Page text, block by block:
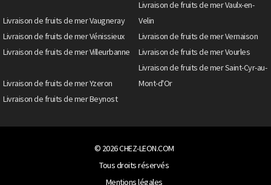
Livraison de fruits de mer Vaugneray
Livraison de fruits de mer Vaulx-en-
Velin
Livraison de fruits de mer Vénissieux
Livraison de fruits de mer Vernaison
Livraison de fruits de mer Villeurbanne
Livraison de fruits de mer Vourles
Livraison de fruits de mer Yzeron
Livraison de fruits de mer Saint-Cyr-au-
Mont-d'Or
Livraison de fruits de mer Beynost
© 2026CHEZ-LEON.COM
Tous droits réservés
Mentions légales